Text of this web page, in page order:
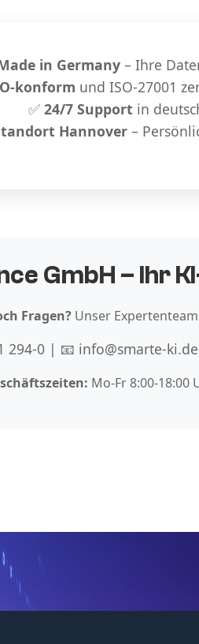
in Germany – Ihre
konform und ISO-27001
✅ 24/7 Support in
Hannover –
GmbH – Ihr
Fragen? Unser
294-0 | 📧 info@smarte-
Mo-Fr 8:00-